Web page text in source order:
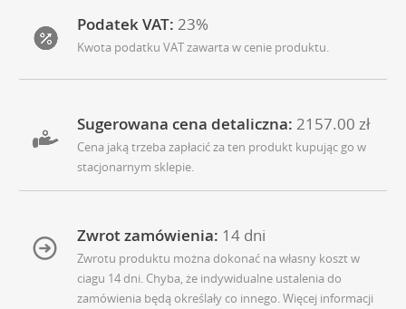
Podatek VAT: 23%
Kwota podatku VAT zawarta w cenie produktu.
Sugerowana cena detaliczna: 2157.00 zł
Cena jaką trzeba zapłacić za ten produkt kupując go w
stacjonarnym sklepie.
Zwrot zamówienia: 14 dni
Zwrotu produktu można dokonać na własny koszt w
ciagu 14 dni. Chyba, że indywidualne ustalenia do
zamówienia będą określały co innego. Więcej informacji